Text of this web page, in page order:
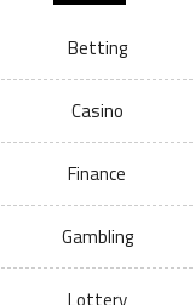
Betting
Casino
Finance
Gambling